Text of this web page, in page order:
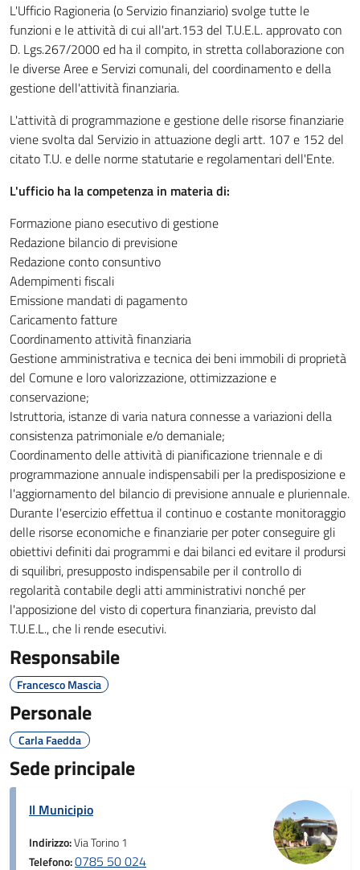
L'Ufficio Ragioneria (o Servizio finanziario) svolge tutte le
funzioni e le attività di cui all'art.153 del T.U.E.L. approvato con
D. Lgs.267/2000 ed ha il compito, in stretta collaborazione con
le diverse Aree e Servizi comunali, del coordinamento e della
gestione dell'attività finanziaria.
L'attività di programmazione e gestione delle risorse finanziarie
viene svolta dal Servizio in attuazione degli artt. 107 e 152 del
citato T.U. e delle norme statutarie e regolamentari dell'Ente.
L'ufficio ha la competenza in materia di:
Formazione piano esecutivo di gestione
Redazione bilancio di previsione
Redazione conto consuntivo
Adempimenti fiscali
Emissione mandati di pagamento
Caricamento fatture
Coordinamento attività finanziaria
Gestione amministrativa e tecnica dei beni immobili di proprietà
del Comune e loro valorizzazione, ottimizzazione e
conservazione;
Istruttoria, istanze di varia natura connesse a variazioni della
consistenza patrimoniale e/o demaniale;
Coordinamento delle attività di pianificazione triennale e di
programmazione annuale indispensabili per la predisposizione e
l'aggiornamento del bilancio di previsione annuale e pluriennale.
Durante l'esercizio effettua il continuo e costante monitoraggio
delle risorse economiche e finanziarie per poter conseguire gli
obiettivi definiti dai programmi e dai bilanci ed evitare il prodursi
di squilibri, presupposto indispensabile per il controllo di
regolarità contabile degli atti amministrativi nonché per
l'apposizione del visto di copertura finanziaria, previsto dal
T.U.E.L., che li rende esecutivi.
Responsabile
Francesco Mascia
Personale
Carla Faedda
Sede principale
Il Municipio
Indirizzo:Via Torino 1
Telefono:0785 50 024